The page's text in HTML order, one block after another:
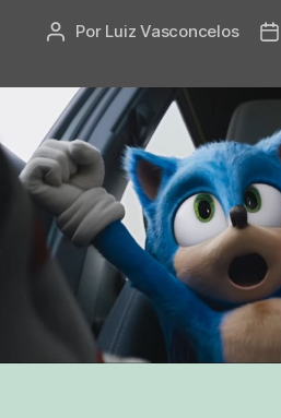
Autor
Por Luiz Vasconcelos